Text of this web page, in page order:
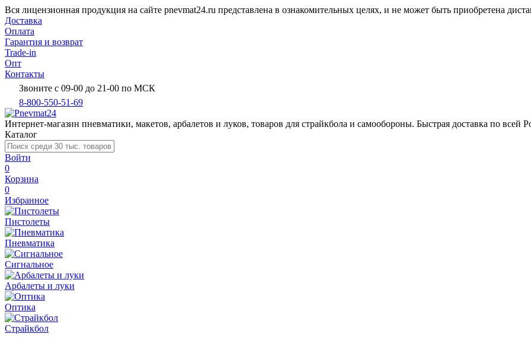
Вся лицензионная продукция на сайте pnevmat24.ru представлена в ознакомительных целях, и не может быть приобретена
Доставка
Оплата
Гарантия и возврат
Trade-in
Опт
Контакты
Звоните с 09-00 до 21-00 по МСК
8-800-550-51-69
Интернет-магазин пневматики, макетов, арбалетов и луков, товаров для страйкбола и самообороны. Быстрая доставка по всей
Каталог
Войти
0
Корзина
0
Избранное
Пистолеты
Пневматика
Сигнальное
Арбалеты и луки
Оптика
Страйкбол